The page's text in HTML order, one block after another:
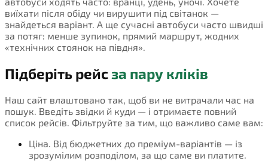
виїхати після обіду чи вирушити під світанок —
знайдеться варіант. А ще сучасні автобуси часто швидші
за потяг: менше зупинок, прямий маршрут, жодних
«технічних стоянок на півдня».
Підберіть рейсза пару кліків
Наш сайт влаштовано так, щоб ви не витрачали час на
пошук. Введіть звідки й куди — і отримаєте повний
список рейсів. Фільтруйте за тим, що важливо саме вам:
Ціна. Від бюджетних до преміум-варіантів — із
зрозумілим розподілом, за що саме ви платите.